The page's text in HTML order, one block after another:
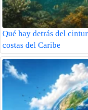
Qué hay detrás del
costas del Caribe